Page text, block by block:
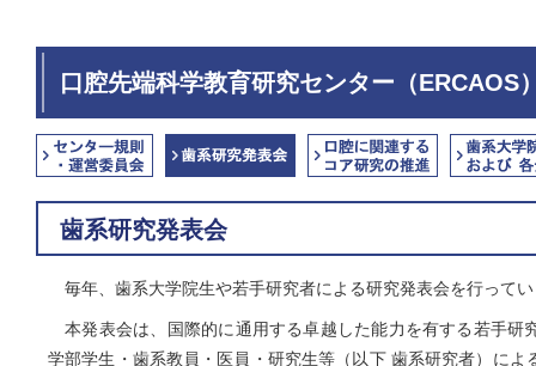
口腔先端科学教育研究センター（ERCAOS
歯系研究発表会
毎年、歯系大学院生や若手研究者による研究発表会を行って
本発表会は、国際的に通用する卓越した能力を有する若手研
学部学生・歯系教員・医員・研究生等（以下 歯系研究者）によ